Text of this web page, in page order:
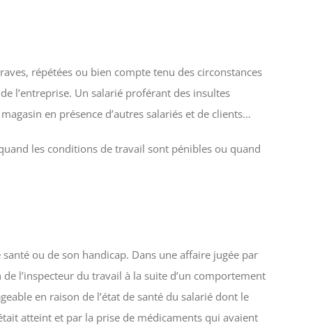
répétées ou bien compte tenu des circonstances
l’entreprise. Un salarié proférant des insultes
en présence d’autres salariés et de clients…
les conditions de travail sont pénibles ou quand
ou de son handicap. Dans une affaire jugée par
l’inspecteur du travail à la suite d’un comportement
en raison de l’état de santé du salarié dont le
atteint et par la prise de médicaments qui avaient